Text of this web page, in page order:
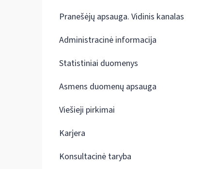
Pranešėjų apsauga. Vidinis kanalas
Administracinė informacija
Statistiniai duomenys
Asmens duomenų apsauga
Viešieji pirkimai
Karjera
Konsultacinė taryba